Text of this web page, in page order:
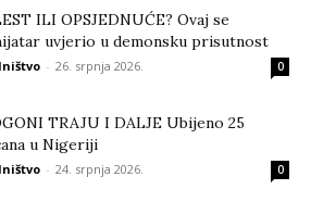
ILI OPSJEDNUĆE? Ovaj se
uvjerio u demonsku prisutnost
- 26. srpnja 2026. 0
TRAJU I DALJE Ubijeno 25
u Nigeriji
- 24. srpnja 2026. 0